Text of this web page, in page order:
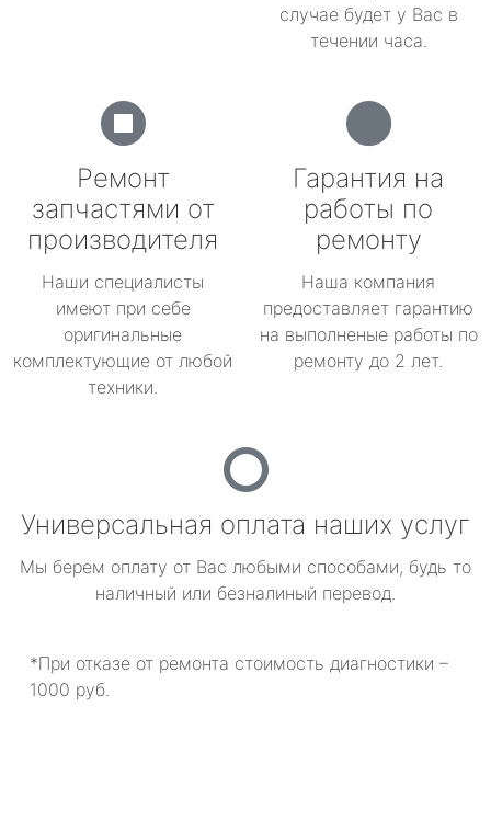
случае будет у Вас в
течении часа.
Ремонт
запчастями от
производителя
Наши специалисты
имеют при себе
оригинальные
комплектующие от любой
техники.
Гарантия на
работы по
ремонту
Наша компания
предоставляет гарантию
на выполненые работы по
ремонту до 2 лет.
Универсальная оплата наших услуг
Мы берем оплату от Вас любыми способами, будь то
наличный или безналиный перевод.
*При отказе от ремонта стоимость диагностики –
1000 руб.